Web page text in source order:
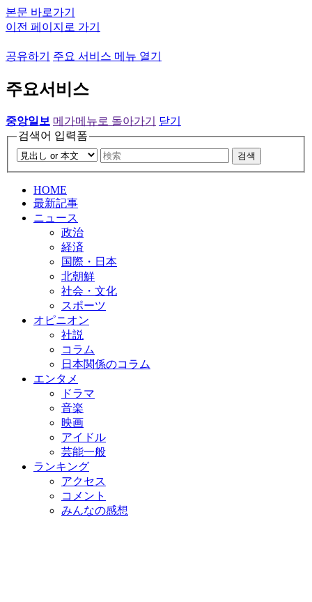
본문 바로가기
이전 페이지로 가기
공유하기 주요 서비스 메뉴 열기
주요서비스
중앙일보 메가메뉴로 돌아가기
닫기
검색어 입력폼
검색
HOME
最新記事
ニュース
政治
経済
国際・日本
北朝鮮
社会・文化
スポーツ
オピニオン
社説
コラム
日本関係のコラム
エンタメ
ドラマ
音楽
映画
アイドル
芸能一般
ランキング
アクセス
コメント
みんなの感想